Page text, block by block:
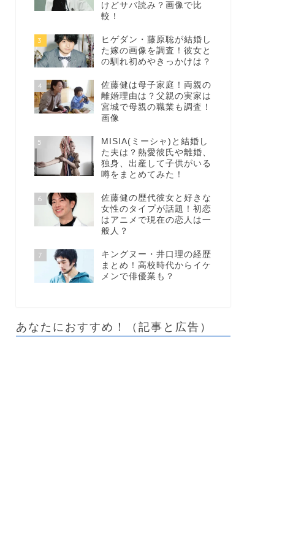
けどサバ読み？画像で比
較！
3
ヒゲダン・藤原聡が結婚し
た嫁の画像を調査！彼女と
の馴れ初めやきっかけは？
4
佐藤健は母子家庭！両親の
離婚理由は？父親の実家は
宮城で母親の職業も調査！
画像
5
MISIA(ミーシャ)と結婚し
た夫は？熱愛彼氏や離婚、
独身、出産して子供がいる
噂をまとめてみた！
6
佐藤健の歴代彼女と好きな
女性のタイプが話題！初恋
はアニメで現在の恋人は一
般人？
7
キングヌー・井口理の経歴
まとめ！高校時代からイケ
メンで俳優業も？
あなたにおすすめ！（記事と広告）